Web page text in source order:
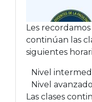
Les
continúan las
siguientes
Nivel
Nivel
Las clases